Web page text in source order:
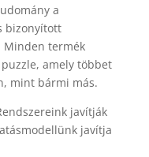
a
bizonyított
Minden termék
amely többet
mint bármi más.
javítják
javítja